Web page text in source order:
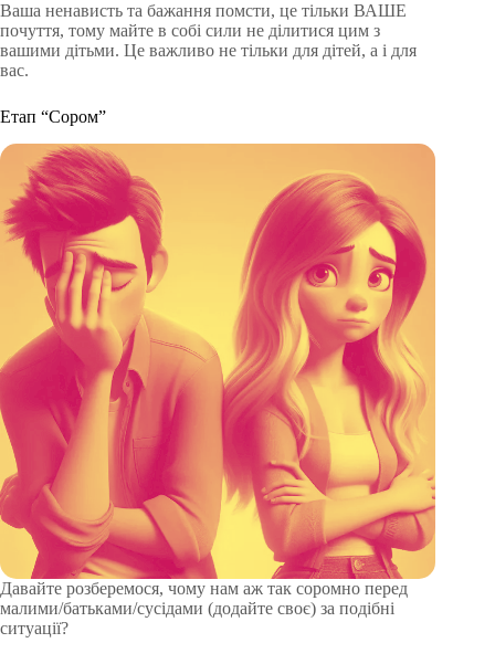
Ваша ненависть та бажання помсти, це тільки ВАШЕ
почуття, тому майте в собі сили не ділитися цим з
вашими дітьми. Це важливо не тільки для дітей, а і для
вас.
Етап “Сором”
Давайте розберемося, чому нам аж так соромно перед
малими/батьками/сусідами (додайте своє) за подібні
ситуації?